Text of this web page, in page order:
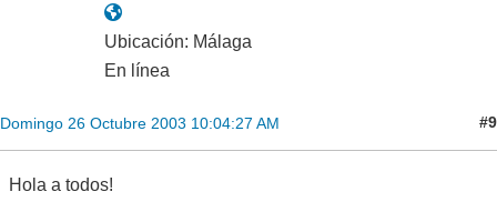
Ubicación: Málaga
En línea
Domingo 26 Octubre 2003 10:04:27 AM #9
Hola a todos!